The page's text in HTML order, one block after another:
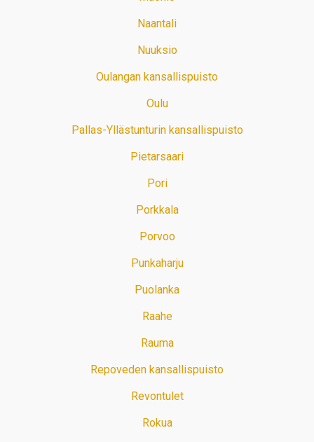
Naantali
Nuuksio
Oulangan kansallispuisto
Oulu
Pallas-Yllästunturin kansallispuisto
Pietarsaari
Pori
Porkkala
Porvoo
Punkaharju
Puolanka
Raahe
Rauma
Repoveden kansallispuisto
Revontulet
Rokua